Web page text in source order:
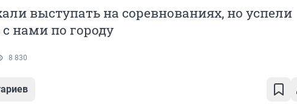
выступать на соревнованиях, но успели
нами по городу
8 830